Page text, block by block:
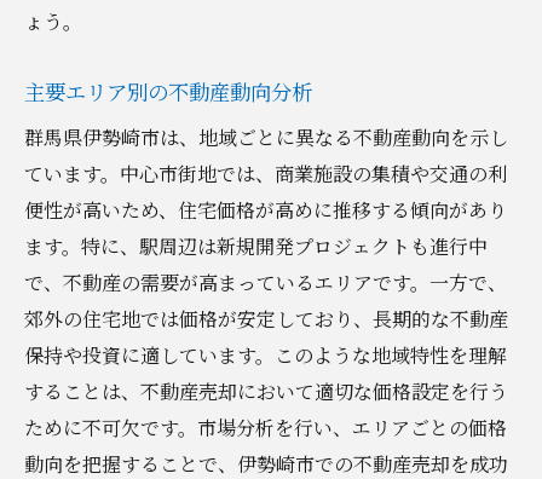
最新のトレンドとその活用法
持続可能な開発と不動産市場の関係
テレワーク普及による市場変化
エコ志向が不動産価値に及ぼす影響
地域ブランドの強化と不動産価値の向上
デジタル化がもたらすマーケティング革命
不動産売却で最大限の市場価値を引き出すポイ
ント
魅力的な物件プレゼンテーションの技術
バリュープロポジションの明確化
ょう。
主要エリア別の不動産動向分析
群馬県伊勢崎市は、地域ごとに異なる不動産動向を示し
ています。中心市街地では、商業施設の集積や交通の利
便性が高いため、住宅価格が高めに推移する傾向があり
ます。特に、駅周辺は新規開発プロジェクトも進行中
で、不動産の需要が高まっているエリアです。一方で、
郊外の住宅地では価格が安定しており、長期的な不動産
保持や投資に適しています。このような地域特性を理解
することは、不動産売却において適切な価格設定を行う
ために不可欠です。市場分析を行い、エリアごとの価格
動向を把握することで、伊勢崎市での不動産売却を成功